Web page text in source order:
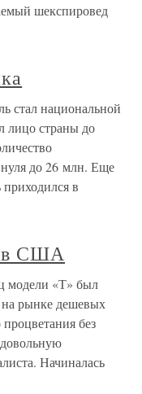
шекспировед
стал национальной
лицо страны до
до 26 млн. Еще
в
в США
модели «Т» был
рынке дешевых
без
Начиналась